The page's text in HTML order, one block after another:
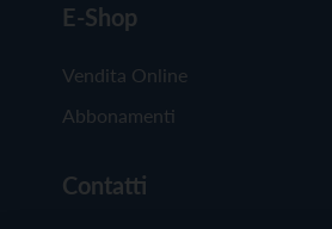
E-Shop
Vendita Online
Abbonamenti
Contatti